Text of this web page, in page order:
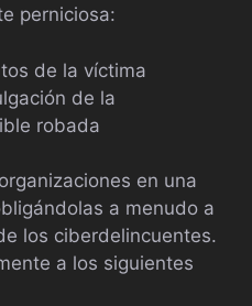
perniciosa:
de la víctima
de la
robada
en una
a menudo a
los ciberdelincuentes.
a los siguientes